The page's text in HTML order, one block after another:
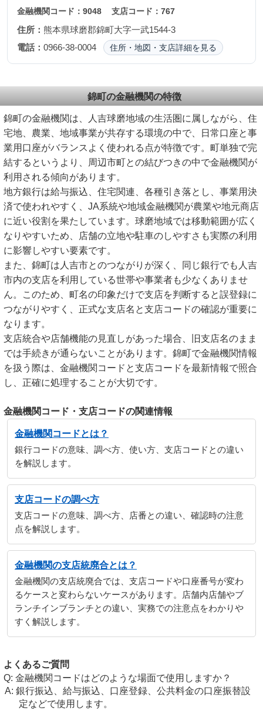
金融機関コード： 9048 支店コード：767
住所： 熊本県球磨郡錦町大字一武1544-3
電話： 0966-38-0004 住所・地図・支店詳細を見る
錦町の金融機関の特徴
錦町の金融機関は、人吉球磨地域の生活圏に属しながら、住
宅地、農業、地域事業が共存する環境の中で、日常口座と事
業用口座がバランスよく使われる点が特徴です。町単独で完
結するというより、周辺市町との結びつきの中で金融機関が
利用される傾向があります。
地方銀行は給与振込、住宅関連、各種引き落とし、事業用決
済で使われやすく、JA系統や地域金融機関が農業や地元商店
に近い役割を果たしています。球磨地域では移動範囲が広く
なりやすいため、店舗の立地や駐車のしやすさも実際の利用
に影響しやすい要素です。
また、錦町は人吉市とのつながりが深く、同じ銀行でも人吉
市内の支店を利用している世帯や事業者も少なくありませ
ん。このため、町名の印象だけで支店を判断すると誤登録に
つながりやすく、正式な支店名と支店コードの確認が重要に
なります。
支店統合や店舗機能の見直しがあった場合、旧支店名のまま
では手続きが通らないことがあります。錦町で金融機関情報
を扱う際は、金融機関コードと支店コードを最新情報で照合
し、正確に処理することが大切です。
金融機関コード・支店コードの関連情報
金融機関コードとは？
銀行コードの意味、調べ方、使い方、支店コードとの違い
を解説します。
支店コードの調べ方
支店コードの意味、調べ方、店番との違い、確認時の注意
点を解説します。
金融機関の支店統廃合とは？
金融機関の支店統廃合では、支店コードや口座番号が変わ
るケースと変わらないケースがあります。店舗内店舗やブ
ランチインブランチとの違い、実務での注意点をわかりや
すく解説します。
よくあるご質問
金融機関コードはどのような場面で使用しますか？
銀行振込、給与振込、口座登録、公共料金の口座振替設
定などで使用します。